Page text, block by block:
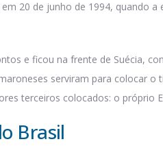
20 de junho de 1994, quando a
e ficou na frente de Suécia,
serviram para colocar
terceiros colocados: o próprio
Brasil